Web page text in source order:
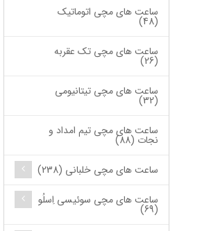
ساعت های مچی اتوماتیک
(48)
ساعت های مچی تک عقربه
(26)
ساعت های مچی تیتانیومی
(32)
ساعت های مچی تیم امداد و
نجات (88)
ساعت های مچی خلبانی (238)
ساعت های مچی سوئیسی اِسلُو
(69)